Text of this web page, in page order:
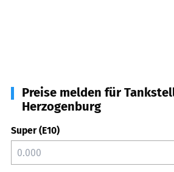
Preise melden für
Herzogenburg
Super (E10)